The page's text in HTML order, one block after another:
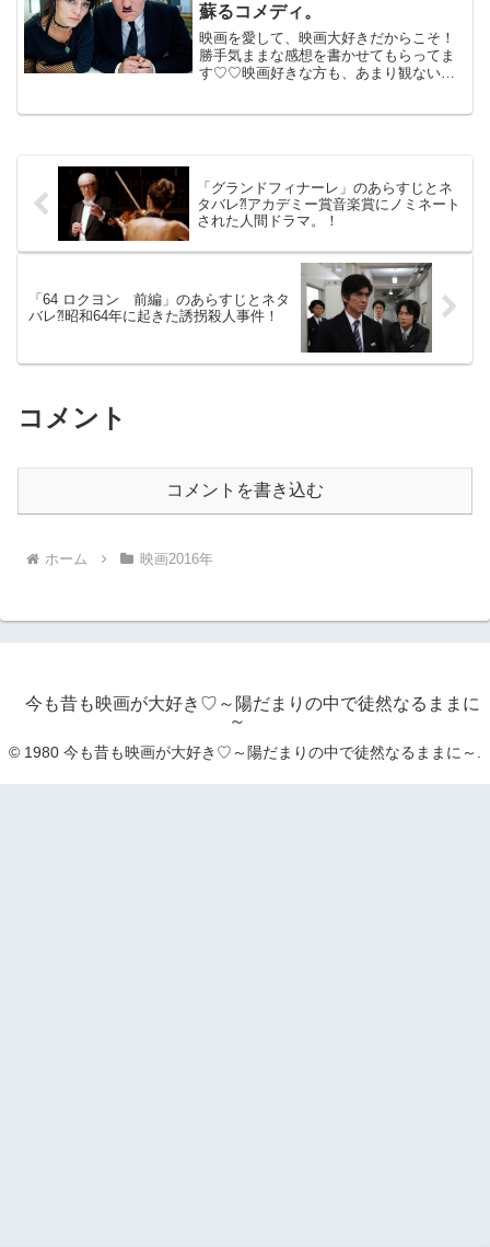
蘇るコメディ。
映画を愛して、映画大好きだからこそ！
勝手気ままな感想を書かせてもらってま
す♡♡映画好きな方も、あまり観ない方
「グランドフィナーレ」のあらすじとネ
タバレ⁈アカデミー賞音楽賞にノミネート
された人間ドラマ。！
「64 ロクヨン 前編」のあらすじとネタ
バレ⁈昭和64年に起きた誘拐殺人事件！
コメント
コメントを書き込む
ホーム 映画2016年
今も昔も映画が大好き♡～陽だまりの中で徒然なるままに
～
© 1980 今も昔も映画が大好き♡～陽だまりの中で徒然なるままに～.